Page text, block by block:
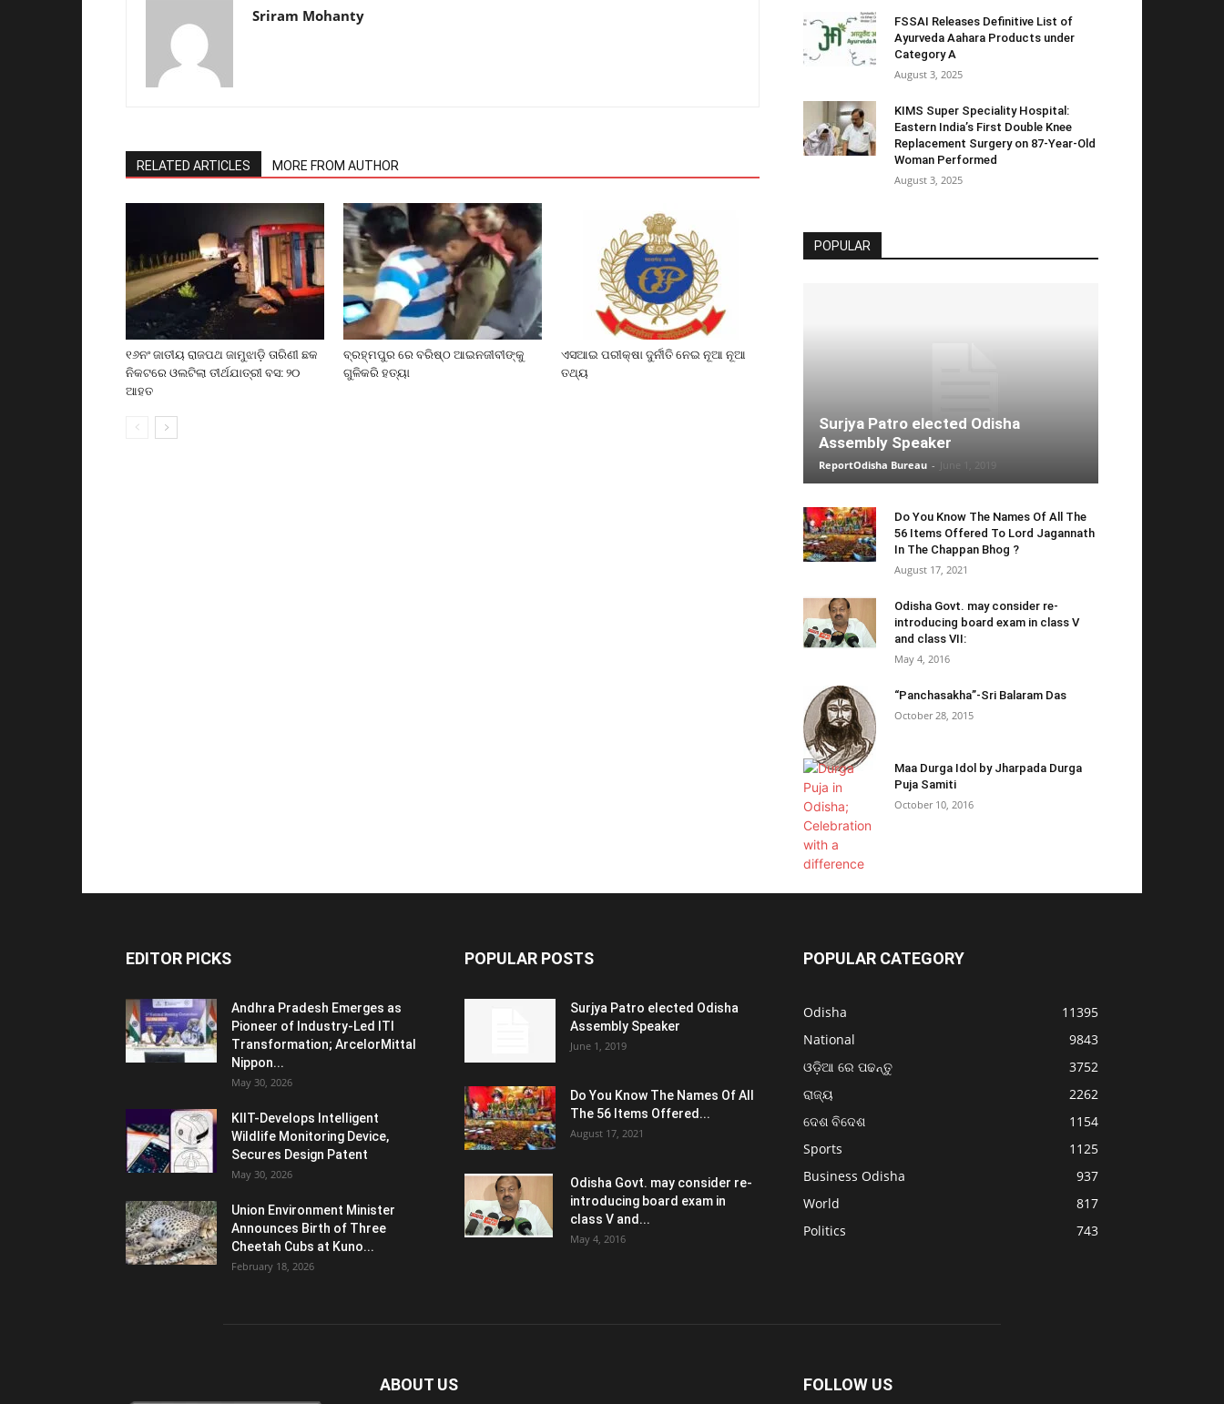
Sriram Mohanty
RELATED ARTICLES MORE FROM AUTHOR
୧୬ନଂ ଜାତୀୟ ରାଜପଥ ଜାମୁଝାଡ଼ି ତାରିଣୀ ଛକ
ନିକଟରେ ଓଲଟିଲା ତୀର୍ଥଯାତ୍ରୀ ବସ: ୨୦
ଆହତ
ବ୍ରହ୍ମପୁର ରେ ବରିଷ୍ଠ ଆଇନଜୀବୀଙ୍କୁ
ଗୁଳିକରି ହତ୍ୟା
ଏସଆଇ ପରୀକ୍ଷା ଦୁର୍ନୀତି ନେଇ ନୂଆ ନୂଆ
ତଥ୍ୟ
FSSAI Releases Definitive List of
Ayurveda Aahara Products under
Category A
August 3, 2025
KIMS Super Speciality Hospital:
Eastern India’s First Double Knee
Replacement Surgery on 87-Year-Old
Woman Performed
August 3, 2025
POPULAR
Surjya Patro elected Odisha
Assembly Speaker
ReportOdisha Bureau -
Do You Know The Names Of All The
56 Items Offered To Lord Jagannath
In The Chappan Bhog ?
August 17, 2021
Odisha Govt. may consider re-
introducing board exam in class V
and class VII:
May 4, 2016
“Panchasakha”-Sri Balaram Das
October 28, 2015
Maa Durga Idol by Jharpada Durga
Puja Samiti
October 10, 2016
EDITOR PICKS
Andhra Pradesh Emerges as
Pioneer of Industry-Led ITI
Transformation; ArcelorMittal
Nippon...
May 30, 2026
KIIT-Develops Intelligent
Wildlife Monitoring Device,
Secures Design Patent
May 30, 2026
Union Environment Minister
Announces Birth of Three
Cheetah Cubs at Kuno...
February 18, 2026
POPULAR POSTS
Surjya Patro elected Odisha
Assembly Speaker
June 1, 2019
Do You Know The Names Of All
The 56 Items Offered...
August 17, 2021
Odisha Govt. may consider re-
introducing board exam in
class V and...
May 4, 2016
POPULAR CATEGORY
Odisha
11395
National
9843
ଓଡ଼ିଆ ରେ ପଢନ୍ତୁ
3752
ରାଜ୍ୟ
2262
ଦେଶ ବିଦେଶ
1154
Sports
1125
Business Odisha
937
World
817
Politics
743
ABOUT US FOLLOW US